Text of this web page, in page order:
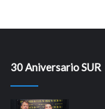
30 Aniversario SUR